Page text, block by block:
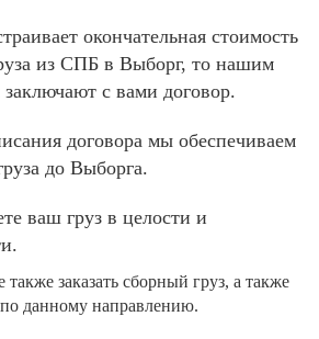
окончательная стоимость
из СПБ в Выборг, то нашим
с вами договор.
договора мы обеспечиваем
до Выборга.
ваш груз в целости и
заказать сборный груз, а также
данному направлению.